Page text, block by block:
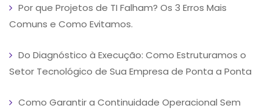
Por que Projetos de TI Falham? Os 3 Erros Mais
Comuns e Como Evitamos.
Do Diagnóstico à Execução: Como Estruturamos o
Setor Tecnológico de Sua Empresa de Ponta a Ponta
Como Garantir a Continuidade Operacional Sem